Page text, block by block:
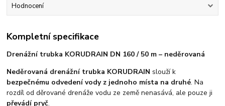
Hodnocení
Kompletní specifikace
Drenážní trubka KORUDRAIN DN 160 / 50 m – neděrovaná
Neděrovaná drenážní trubka KORUDRAIN slouží k
bezpečnému odvedení vody z jednoho místa na druhé. Na
rozdíl od děrované drenáže vodu ze země nenasává, ale pouze ji
převádí pryč.